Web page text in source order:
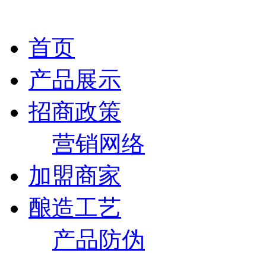
首页
产品展示
招商政策
营销网络
加盟商家
酿造工艺
产品防伪